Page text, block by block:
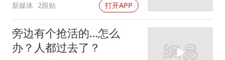
新媒体 2跟贴 打开APP
旁边有个抢活的…怎么
办？人都过去了？